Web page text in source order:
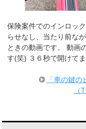
保険案件でのインロッ
らせなし、当たり前な
ときの動画です。 動画
す(笑) ３６秒で開けて
「車の鍵
（